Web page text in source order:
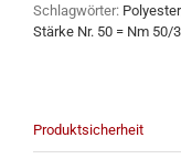
Schlagwörter:
Stärke Nr. 50 = Nm 50/3
Produktsicherheit